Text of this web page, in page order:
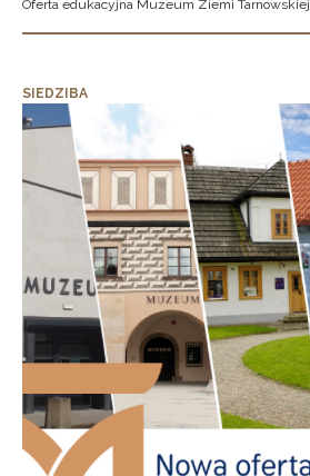
Oferta edukacyjna Muzeum Ziemi Tarnowskiej
SIEDZIBA